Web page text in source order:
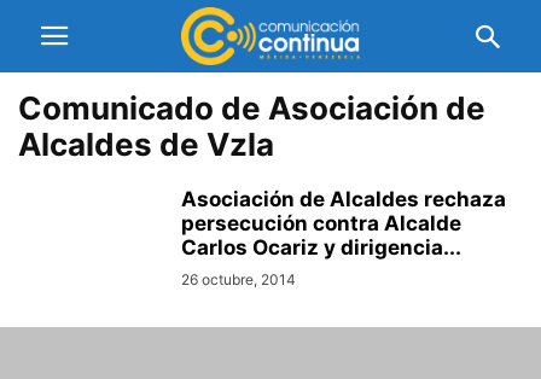
Comunicado de Asociación de
Alcaldes de Vzla
Asociación de Alcaldes rechaza
persecución contra Alcalde
Carlos Ocariz y dirigencia...
26 octubre, 2014